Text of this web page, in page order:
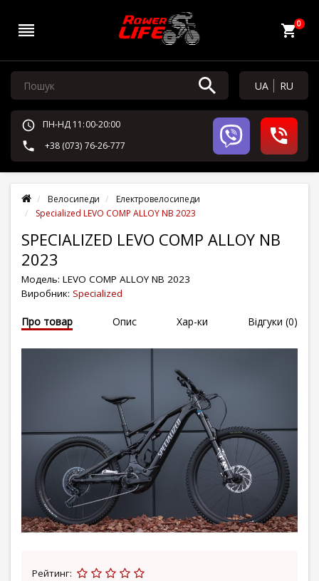
0
UA RU
ПН-НД 11:00-20:00
+38 (073) 76-26-777
Велосипеди
Електровелосипеди
Specialized LEVO COMP ALLOY NB 2023
SPECIALIZED LEVO COMP ALLOY NB
2023
Модель: LEVO COMP ALLOY NB 2023
Виробник: Specialized
Про товар Опис Хар-ки Відгуки (0)
Рейтинг: